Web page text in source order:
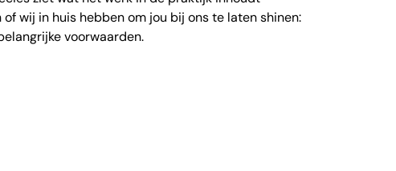
wij in huis hebben om jou bij ons te laten shinen:
voorwaarden.